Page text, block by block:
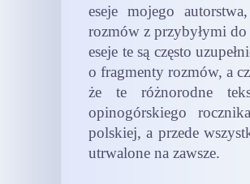
eseje mojego
rozmów z przybyłymi
eseje te są często
o fragmenty rozmów, a
że te różnorodne
opinogórskiego
polskiej, a przede
utrwalone na zawsze.